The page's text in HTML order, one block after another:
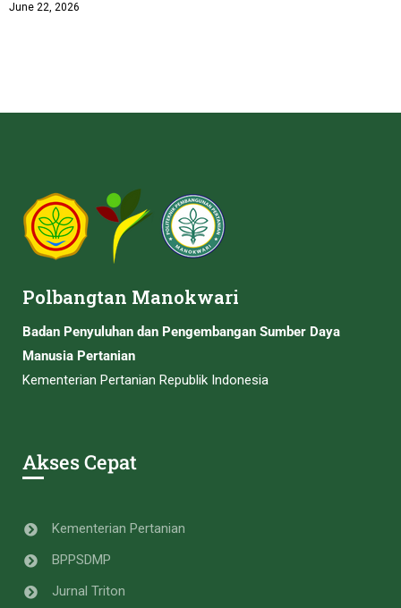
June 22, 2026
Polbangtan Manokwari
Badan Penyuluhan dan Pengembangan Sumber Daya
Manusia Pertanian
Kementerian Pertanian Republik Indonesia
Akses Cepat
Kementerian Pertanian
BPPSDMP
Jurnal Triton